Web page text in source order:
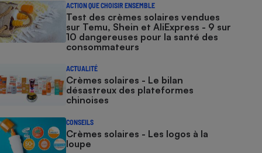
ACTION QUE CHOISIR ENSEMBLE
Test des crèmes solaires vendues
sur Temu, Shein et AliExpress - 9 sur
10 dangereuses pour la santé des
consommateurs
ACTUALITÉ
Crèmes solaires - Le bilan
désastreux des plateformes
chinoises
CONSEILS
Crèmes solaires - Les logos à la
loupe